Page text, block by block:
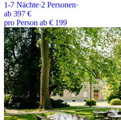
1-7 Nächte·2 Personen·
ab 397 €
pro Person ab € 199